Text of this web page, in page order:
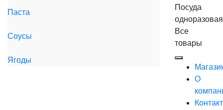
Паста
Соусы
Ягоды
Посуда
одноразовая
Все
товары
О